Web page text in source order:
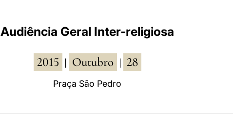
Audiência Geral Inter-religiosa
2015 Outubro 28
Praça São Pedro